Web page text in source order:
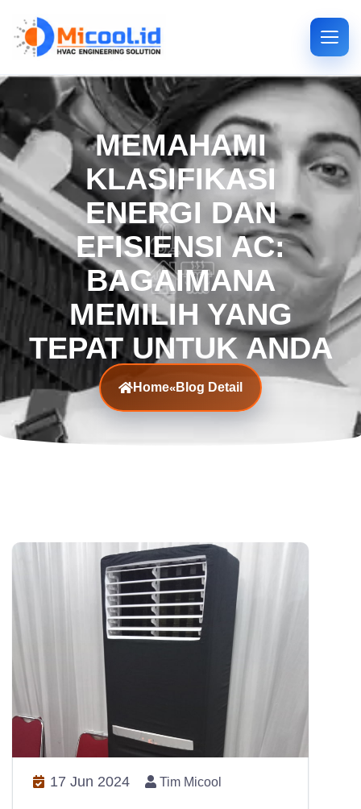
MEMAHAMI
KLASIFIKASI
ENERGI DAN
EFISIENSI AC:
BAGAIMANA
MEMILIH YANG
TEPAT UNTUK ANDA
Home«Blog Detail
17 Jun 2024 Tim Micool